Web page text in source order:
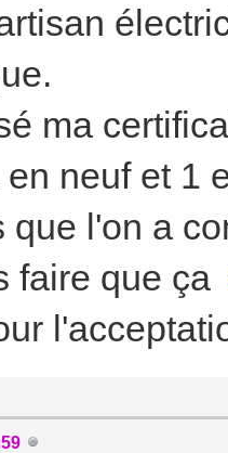
ma
neuf et 1
que l'on a
faire que ça